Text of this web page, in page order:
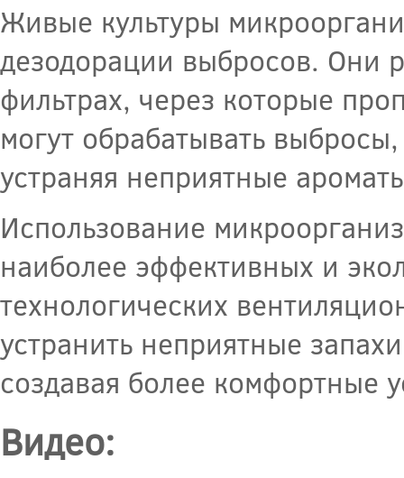
Живые культуры
дезодорации выбросов. Они
фильтрах, через которые
могут обрабатывать
устраняя неприятные
Использование
наиболее эффективных и
технологических
устранить неприятные
создавая более комфортные
Видео: